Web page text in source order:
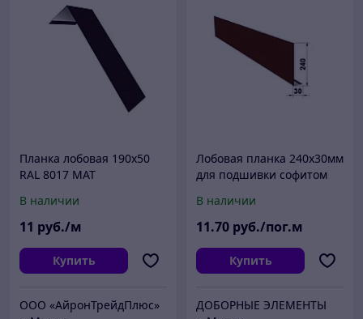
Планка лобовая 190х50
RAL 8017 МАТ
В наличии
11 руб./м
Купить
ООО «АйронТрейдПлюс»
Лобовая планка 240х30мм
для подшивки софитом
В наличии
11.70 руб./пог.м
Купить
ДОБОРНЫЕ ЭЛЕМЕНТЫ